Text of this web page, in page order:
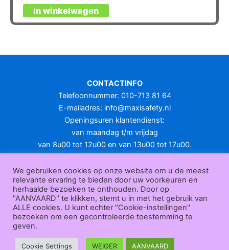
In winkelwagen
Dit
product
variaties.
optie
gekozen
worden
op
productpagina
CONTACTINFO
Telefoonnummer: 010-713 81 64
E-mailadres: info@maxisafety.nl
Openingsuren klantendienst:
van maandag t/m vrijdag
van 8u00 tot 12u00 en van 13u00 tot 17u00.
KLANTENSERVICE
Over
ons|Bedrijfsgegevens| F.A.Q.|Bestelprocedure | Betaling
ending | Retourneren|Herroepingsrecht|Herroepingsfunctie
ederverkoop|Bedrukken|Contact
Algemene voorwaarden
Maxisafety.nl © 2026
We gebruiken cookies op onze website om u de meest
relevante ervaring te bieden door uw voorkeuren en
herhaalde bezoeken te onthouden. Door op
"AANVAARD" te klikken, stemt u in met het gebruik van
ALLE cookies. U kunt echter "Cookie-instellingen"
bezoeken om een gecontroleerde toestemming te
geven.
Cookie Settings WEIGER AANVAARD